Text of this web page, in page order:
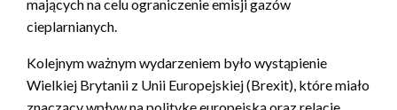
mających na celu ograniczenie emisji gazów
cieplarnianych.
Kolejnym ważnym wydarzeniem było wystąpienie
Wielkiej Brytanii z Unii Europejskiej (Brexit), które miało